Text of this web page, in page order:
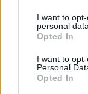
I want to
personal data.
Opted In
I want to
Personal
Opted In
¿por que no
que nada porque